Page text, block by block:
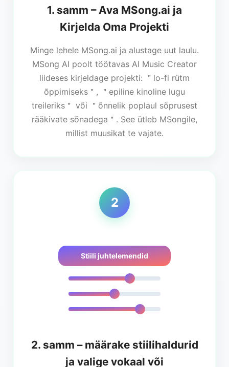
1. samm – Ava MSong.ai ja
Kirjelda Oma Projekti
Minge lehele MSong.ai ja alustage uut laulu.
MSong AI poolt töötavas AI Music Creator
liideses kirjeldage projekti: ＂lo-fi rütm
õppimiseks＂, ＂epiline kinoline lugu
treileriks＂ või ＂õnnelik poplaul sõprusest
rääkivate sõnadega＂. See ütleb MSongile,
millist muusikat te vajate.
2
Stiili juhtelemendid
2. samm – määrake stiilihaldurid
ja valige vokaal või